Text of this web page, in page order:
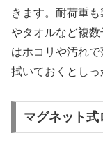
きます。耐荷重
やタオルなど複
はホコリや汚れ
拭いておくとしっ
マグネット